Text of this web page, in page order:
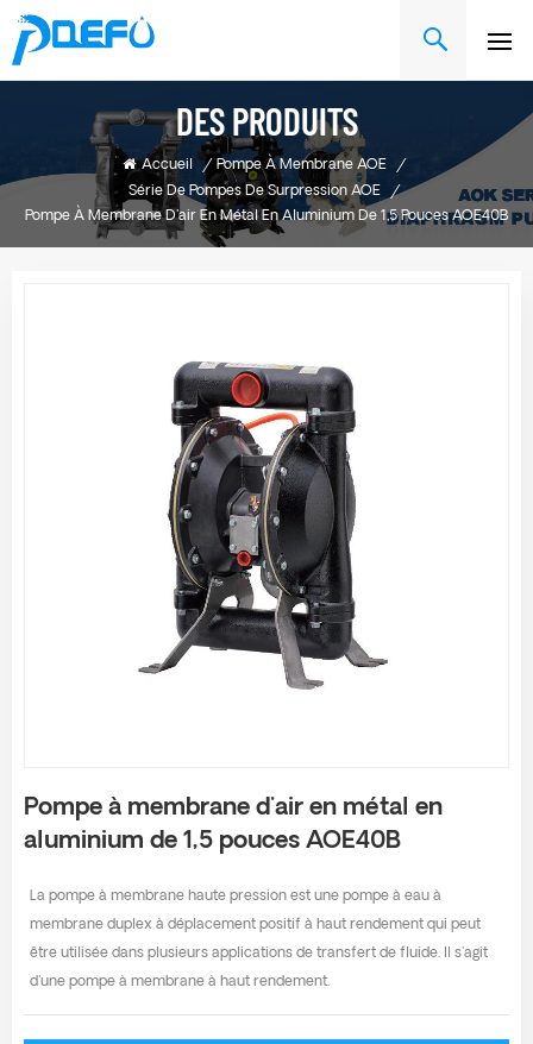
DES PRODUITS
Accueil / Pompe À Membrane AOE
/
Série De Pompes De Surpression AOE
/
Pompe À Membrane D'air En Métal En Aluminium De 1,5 Pouces AOE40B
Pompe à membrane d'air en métal en
aluminium de 1,5 pouces AOE40B
La pompe à membrane haute pression est une pompe à eau à
membrane duplex à déplacement positif à haut rendement qui peut
être utilisée dans plusieurs applications de transfert de fluide. Il s'agit
d'une pompe à membrane à haut rendement.